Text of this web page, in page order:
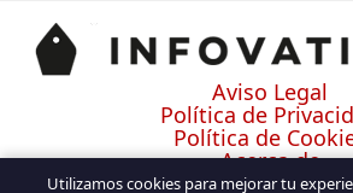
Aviso Legal
Política de
Política de
Acerca de
Contacto
Utilizamos cookies para mejorar tu